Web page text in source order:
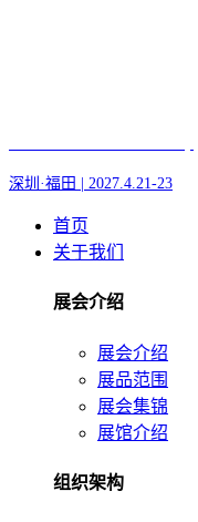
深圳·福田 | 2027.4.21-23
首页
关于我们
展会介绍
展会介绍
展品范围
展会集锦
展馆介绍
组织架构